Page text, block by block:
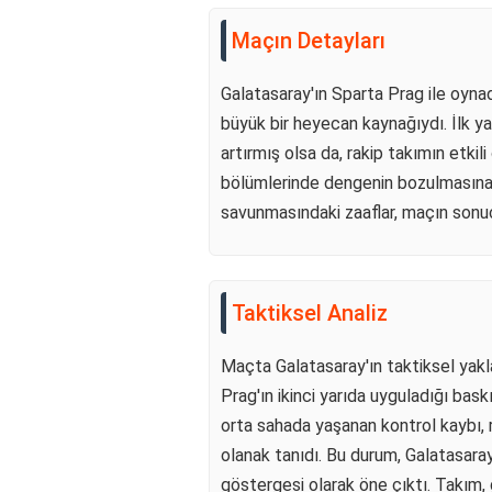
Maçın Detayları
Galatasaray'ın Sparta Prag ile
büyük bir heyecan kaynağıydı. İlk
artırmış olsa da, rakip takımın etkili
bölümlerinde dengenin
savunmasındaki zaaflar, maçın
Taktiksel Analiz
Maçta Galatasaray'ın taktiksel
Prag'ın ikinci yarıda uyguladığı
orta sahada yaşanan kontrol kaybı,
olanak tanıdı. Bu durum,
göstergesi olarak öne çıktı.